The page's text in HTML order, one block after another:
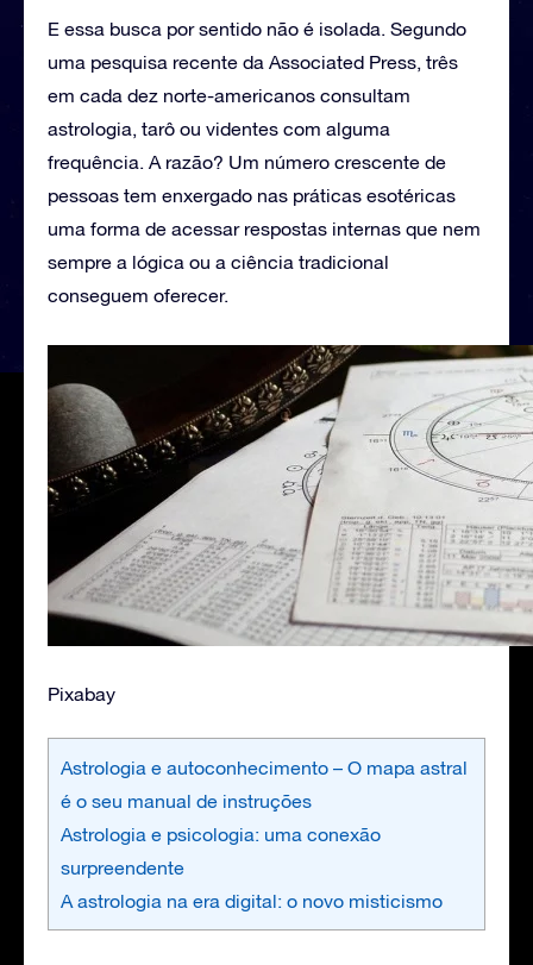
E essa busca por sentido não é isolada. Segundo
uma pesquisa recente da Associated Press, três
em cada dez norte-americanos consultam
astrologia, tarô ou videntes com alguma
frequência. A razão? Um número crescente de
pessoas tem enxergado nas práticas esotéricas
uma forma de acessar respostas internas que nem
sempre a lógica ou a ciência tradicional
conseguem oferecer.
Pixabay
Astrologia e autoconhecimento – O mapa astral
é o seu manual de instruções
Astrologia e psicologia: uma conexão
surpreendente
A astrologia na era digital: o novo misticismo